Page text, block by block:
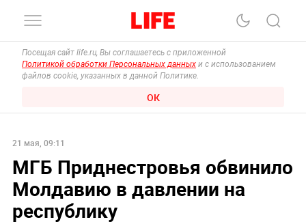
Посещая сайт life.ru, Вы соглашаетесь с приложенной
Политикой обработки Персональных данных и с использованием
файлов cookie, указанных в данной Политике.
ОК
21 мая, 09:11
МГБ Приднестровья обвинило
Молдавию в давлении на
республику